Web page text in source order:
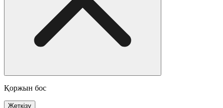
Қоржын бос
Жеткізу